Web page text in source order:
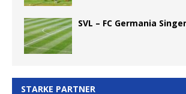
SVL – FC Germania
STARKE PARTNER